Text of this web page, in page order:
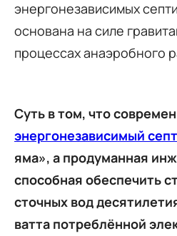
энергонезависимых
основана на силе
процессах анаэробного
Суть в том, что
энергонезависимый
яма», а продуманная
способная обеспечить
сточных вод
ватта потреблённой